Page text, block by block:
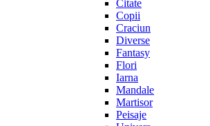
Citate
Copii
Craciun
Diverse
Fantasy
Flori
Iarna
Mandale
Martisor
Peisaje